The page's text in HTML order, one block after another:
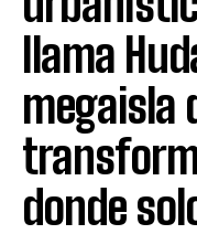
llama
megaisla
donde